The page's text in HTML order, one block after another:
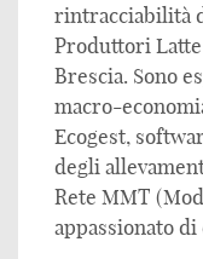
rintracciabilità
Produttori
Brescia. Sono
macro-
Ecogest,
degli
Rete MMT
appassionato